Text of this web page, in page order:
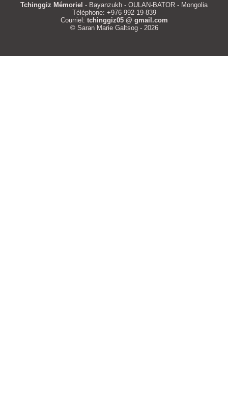
Tchinggiz Mémoriel - Bayanzukh - OULAN-BATOR - Mongolia
Téléphone: +976-992-19-839
Courriel: tchinggiz05 @ gmail.com
© Saran Marie Galtsog - 2026